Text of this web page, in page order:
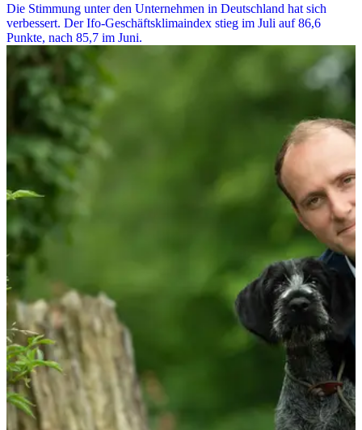
Die Stimmung unter den Unternehmen in Deutschland hat sich
verbessert. Der Ifo-Geschäftsklimaindex stieg im Juli auf 86,6
Punkte, nach 85,7 im Juni.